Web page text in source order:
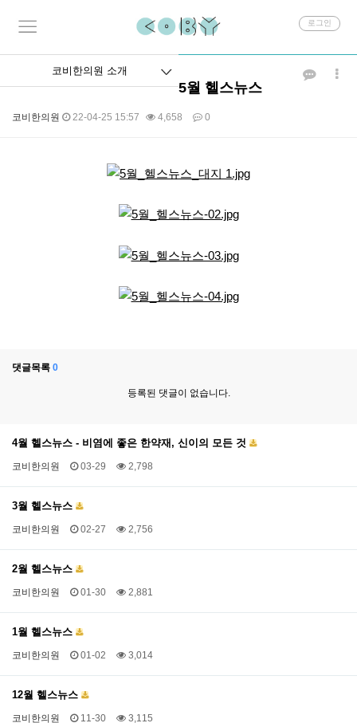
회
인
로그인
코비한의원 소개
5월 헬스뉴스
코비한의원 22-04-25 15:57 4,658 0
댓글목록 0
등록된 댓글이 없습니다.
4월 헬스뉴스 - 비염에 좋은 한약재, 신이의 모든 것
코비한의원 03-29 2,798
3월 헬스뉴스
코비한의원 02-27 2,756
2월 헬스뉴스
코비한의원 01-30 2,881
1월 헬스뉴스
코비한의원 01-02 3,014
12월 헬스뉴스
코비한의원 11-30 3,115